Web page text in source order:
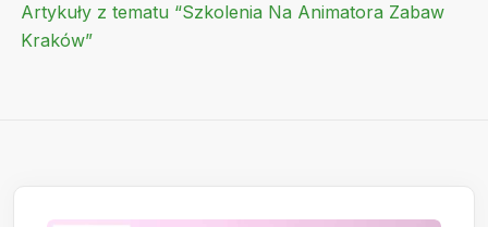
Artykuły z tematu “Szkolenia Na Animatora Zabaw
Kraków”